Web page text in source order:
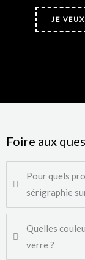
JE
Foire aux
Pour quels
sérigraphie
Quelles
verre ?